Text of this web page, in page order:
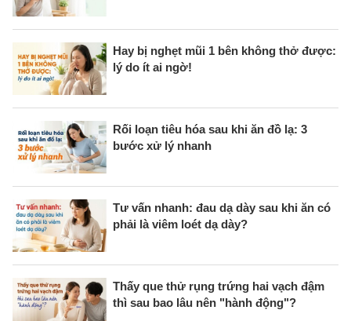
Hay bị nghẹt mũi 1 bên không thở được:
lý do ít ai ngờ!
Rối loạn tiêu hóa sau khi ăn đồ lạ: 3
bước xử lý nhanh
Tư vấn nhanh: đau dạ dày sau khi ăn có
phải là viêm loét dạ dày?
Thấy que thử rụng trứng hai vạch đậm
thì sau bao lâu nên "hành động"?